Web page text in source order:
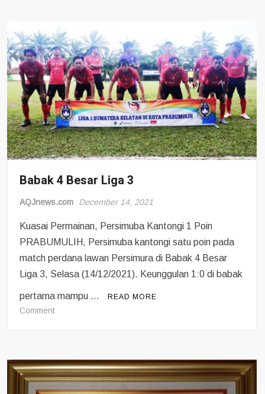
Hari
Ibu,
GOW
Muba
Gelar
Pertandingan
Bulutangkis
Babak 4 Besar Liga 3
AQJnews.com December 14, 2021
Kuasai Permainan, Persimuba Kantongi 1 Poin
PRABUMULIH, Persimuba kantongi satu poin pada
match perdana lawan Persimura di Babak 4 Besar
Liga 3, Selasa (14/12/2021). Keunggulan 1:0 di babak
pertama mampu … READ MORE
Commenton
Liga
3